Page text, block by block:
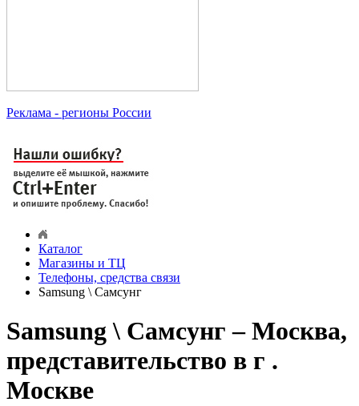
Реклама - регионы России
Каталог
Магазины и ТЦ
Телефоны, средства связи
Samsung \ Самсунг
Samsung \ Самсунг – Москва,
представительство в г .
Москве